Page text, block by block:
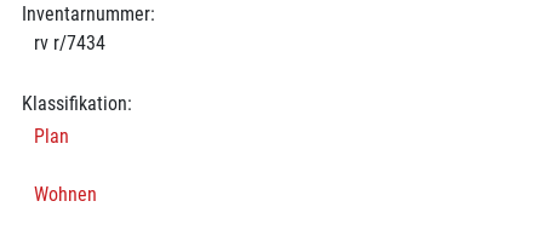
Inventarnummer:
rv r/7434
Klassifikation:
Plan
Wohnen